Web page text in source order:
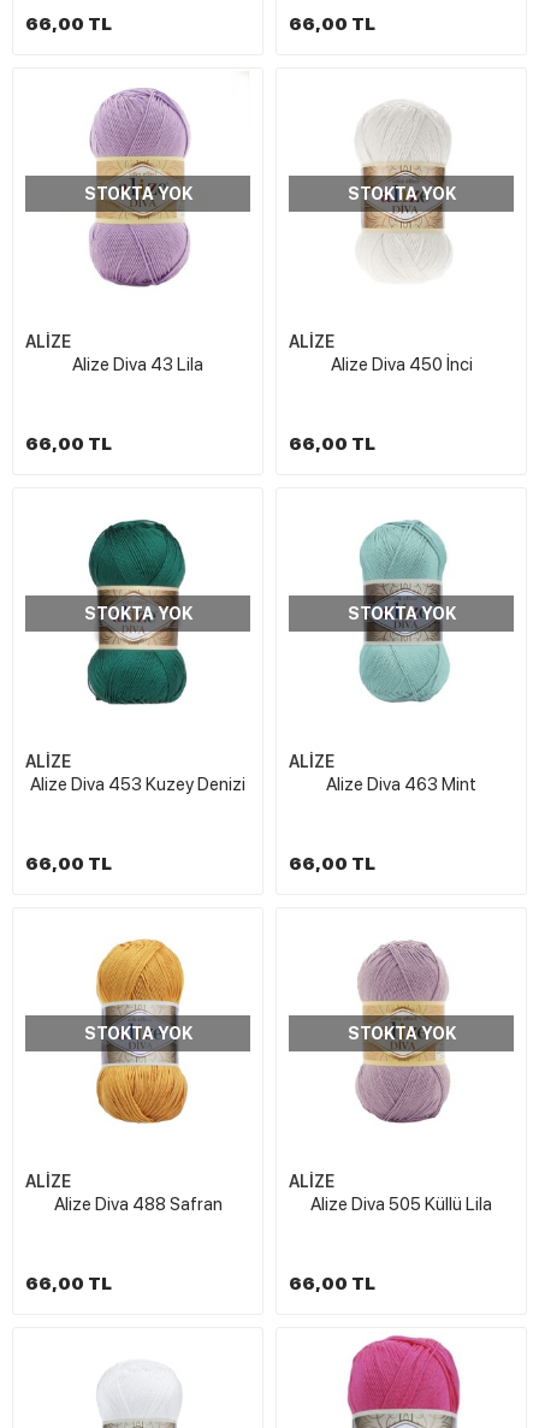
66,00 TL 66,00 TL
STOKTA YOK
ALİZE
Alize Diva 43 Lila
66,00 TL
STOKTA YOK
ALİZE
Alize Diva 450 İnci
66,00 TL
STOKTA YOK
ALİZE
Alize Diva 453 Kuzey Denizi
66,00 TL
STOKTA YOK
ALİZE
Alize Diva 463 Mint
66,00 TL
STOKTA YOK
ALİZE
Alize Diva 488 Safran
66,00 TL
STOKTA YOK
ALİZE
Alize Diva 505 Küllü Lila
66,00 TL